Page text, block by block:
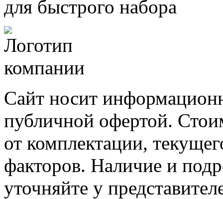
для быстрого набора
Сайт носит
публичной офертой.
от комплектации,
факторов. Наличие и
уточняйте у